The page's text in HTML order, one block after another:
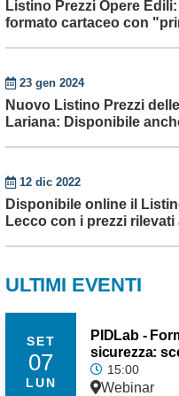
Listino Prezzi Opere
formato cartaceo con
23 gen 2024
Nuovo Listino Prezzi
Lariana: Disponibile
12 dic 2022
Disponibile online il
Lecco con i prezzi rilevati
ULTIMI EVENTI
SET
07
LUN
PIDLab -
sicurezza:
15:00
Webinar